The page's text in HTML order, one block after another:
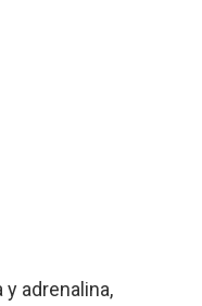
adrenalina,